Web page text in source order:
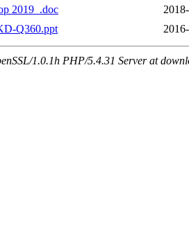
2019_.doc
Q360.ppt
1.0.1h PHP/5.4.31 Server at